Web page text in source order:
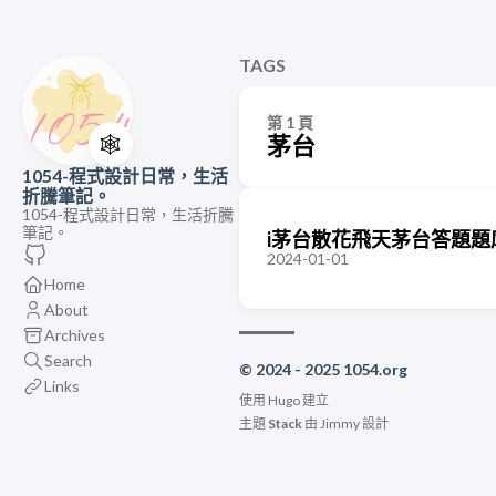
🕸️
1054-程式設計日常，生活
折騰筆記。
1054-程式設計日常，生活折騰
筆記。
Home
About
Archives
Search
Links
TAGS
第 1 頁
茅台
i茅台散花飛天茅台答題題
2024-01-01
© 2024 - 2025 1054.org
使用 Hugo建立
主題 Stack由 Jimmy設計